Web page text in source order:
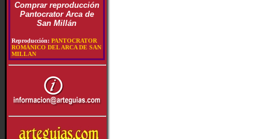
Comprar reproducción
Pantocrator Arca de
San Millán
Reproducción: PANTOCRATOR
ROMÁNICO DEL ARCA DE SAN
MILLAN